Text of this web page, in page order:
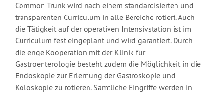
Common Trunk wird nach einem standardisierten und
transparenten Curriculum in alle Bereiche rotiert. Auch
die Tätigkeit auf der operativen Intensivstation ist im
Curriculum fest eingeplant und wird garantiert. Durch
die enge Kooperation mit der Klinik für
Gastroenterologie besteht zudem die Möglichkeit in die
Endoskopie zur Erlernung der Gastroskopie und
Koloskopie zu rotieren. Sämtliche Eingriffe werden in